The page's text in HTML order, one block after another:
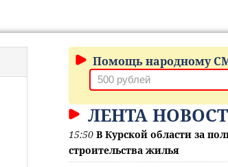
Помощь народному
ЛЕНТА
15:50 В Курской области за
строительства жилья